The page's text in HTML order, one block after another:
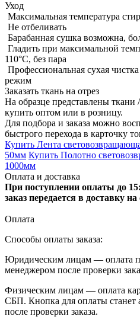
Уход
Максимальная температура
Не отбеливать
Барабанная сушка возможна,
Гладить при максимальной
110°C, без пара
Профессиональная сухая
режим
Заказать ткань на отрез
На образце представлены
купить оптом или в розницу.
Для подбора и заказа можно
быстрого перехода в карточку
Купить Лента
50мм Купить Полотно
1000мм
Оплата и доставка
При поступлении оплаты до
заказ передается в доставку
Оплата
Способы оплаты заказа:
Юридическим лицам — оплата
менеджером после проверки
Физическим лицам — оплата
СБП. Кнопка для оплаты станет
после проверки заказа.